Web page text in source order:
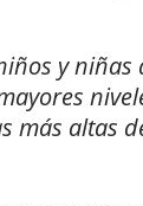
y niñas
más altas